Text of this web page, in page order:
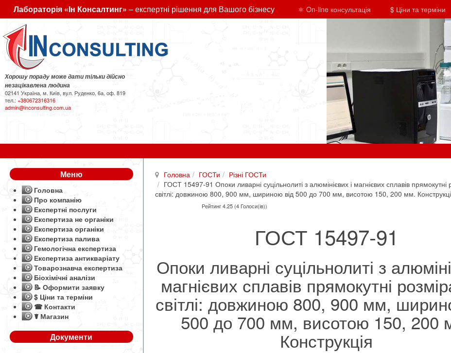
Лабораторія «Ін Консалтинг» – експертні рішення для Вашого бізнесу ⚛ On-line консультація $ Ціни та терміни
Хорошу пораду може дати тільки дійсно
незацікавлена людина
02141 Україна, м. Київ, вул. Руденко, 6а, оф. 819
тел.:+380672316316
admin@inconsulting.com.ua
Головна ГОСТи
Різні ГОСТи
ГОСТ 15497-91 Опоки ливарні суцільнолиті з алюмінієвих і магнієвих сплавів прямокутні
світлі: довжиною 800, 900 мм, шириною від 500 до 700 мм, висотою 150, 200 мм.
Рейтинг 4.25 (4 Голоси(ів))
ГОСТ 15497-91
Опоки ливарні суцільнолиті з
магнієвих сплавів прямокутні
світлі: довжиною 800, 900 мм,
500 до 700 мм, висотою 150, 200
Конструкція
Меню
Головна
Про компанію
Експертні послуги
Експертиза не органіки
Експертиза органіки
Експертиза палива
Гемологічна експертиза
Експертиза антикваріату
Товарознавча експертиза
Біохімічні аналізи
📝 Оформити заявку
$ Ціни та терміни
☎ Контакти
☤ Магазин
Документи